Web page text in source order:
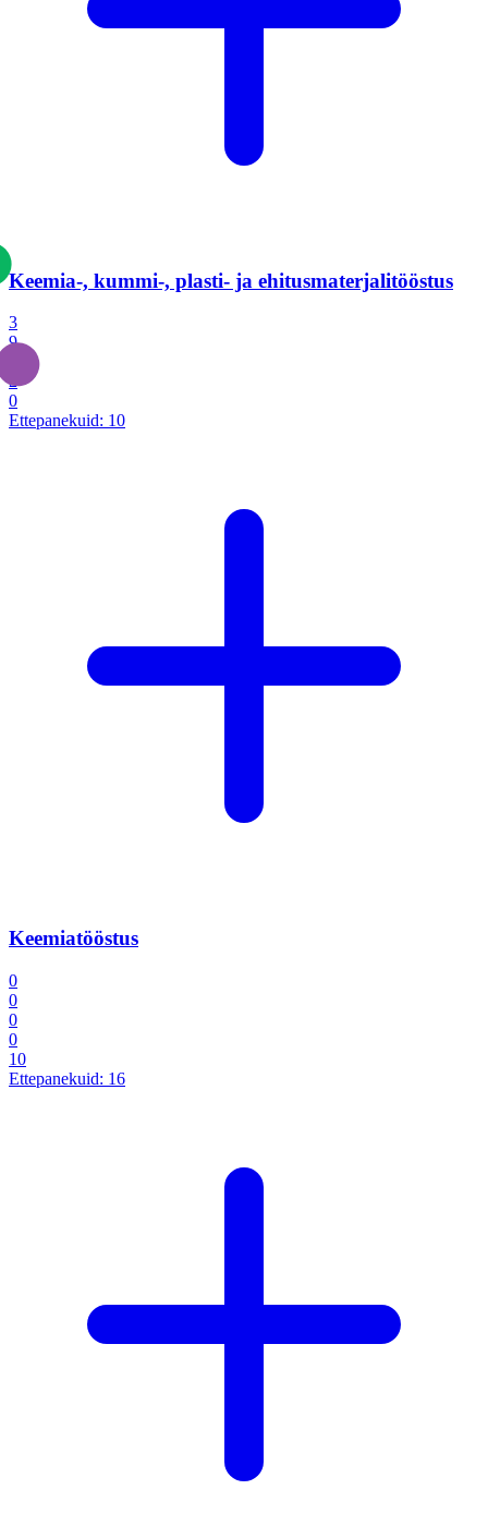
Keemia-, kummi-, plasti- ja ehitusmaterjalitööstus
3
9
2
0
Ettepanekuid: 10
Keemiatööstus
0
0
0
0
10
Ettepanekuid: 16